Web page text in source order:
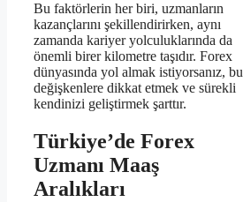
Bu faktörlerin her biri, uzmanların
kazançlarını şekillendirirken, aynı
zamanda kariyer yolculuklarında da
önemli birer kilometre taşıdır. Forex
dünyasında yol almak istiyorsanız, bu
değişkenlere dikkat etmek ve sürekli
kendinizi geliştirmek şarttır.
Türkiye’de Forex
Uzmanı Maaş
Aralıkları